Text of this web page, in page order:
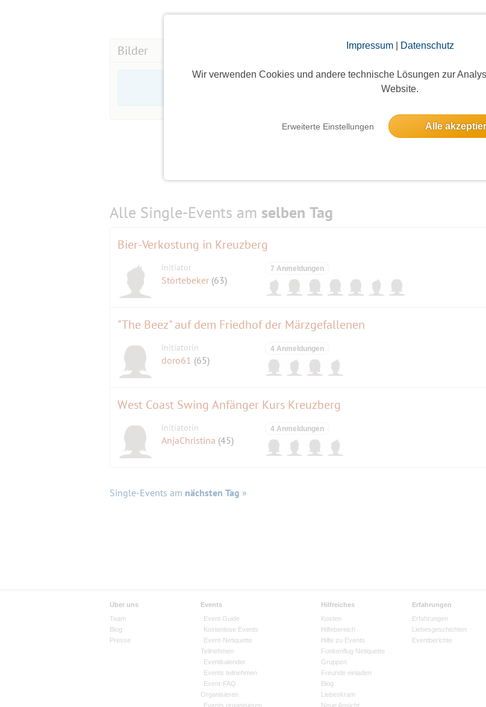
Impressum| Datenschutz
Wir verwenden Cookies und andere technische Lösungen zur
Website.
Erweiterte Einstellungen Alle
Bilder
Die Bildergalerien sind nur für eingeloggte Mitglieder
Alle Single-Events am selben Tag
Bier-Verkostung in Kreuzberg
Initiator
Störtebeker (63)
7 Anmeldungen
"The Beez" auf dem Friedhof der Märzgefallenen
Initiatorin
doro61 (65)
4 Anmeldungen
West Coast Swing Anfänger Kurs Kreuzberg
Initiatorin
AnjaChristina (45)
4 Anmeldungen
Single-Events am nächsten Tag »
Über uns
Team
Blog
Presse
Events
Event Guide
Kostenlose Events
Event-Netiquette
Teilnehmen
Eventkalender
Events teilnehmen
Event-FAQ
Organisieren
Events organisieren
Hilfreiches
Kosten
Hilfebereich
Hilfe zu Events
Funkenflug Netiquette
Gruppen
Freunde einladen
Blog
Liebeskram
Neue Ansicht
Erfahrungen
Erfahrungen
Liebesgeschichten
Eventberichte